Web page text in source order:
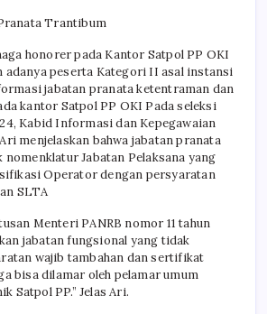
Trantibum
honorer pada Kantor Satpol PP OKI
adanya peserta Kategori II asal instansi
jabatan pranata ketentraman dan
kantor Satpol PP OKI Pada seleksi
Kabid Informasi dan Kepegawaian
menjelaskan bahwa jabatan pranata
Jabatan Pelaksana yang
Operator dengan persyaratan
SLTA
Menteri PANRB nomor 11 tahun
jabatan fungsional yang tidak
wajib tambahan dan sertifikat
bisa dilamar oleh pelamar umum
Satpol PP.” Jelas Ari.